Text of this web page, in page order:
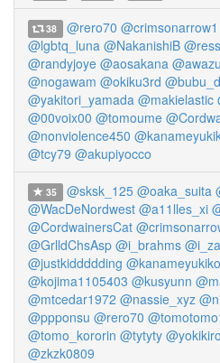
38 @rero70 @crimsonarrow1
@lgbtq_luna @NakanishiB
@randyjoye @aosakana
@nogawam @okiku3rd
@yakitori_yamada @makielastic
@00voix00 @tomoume
@nonviolence450
@tcy79 @akupiyocco
35 @sksk_125 @oaka_suita
@WacDeNordwest @a11lles_xi
@CordwainersCat
@GrlldChsAsp @i_brahms
@justkiddddding @kanameyukiko
@kojima1105403 @kusyunn
@mtcedar1972 @nassie_xyz
@ppponsu @rero70
@tomo_kororin @tytyty
@zkzk0809